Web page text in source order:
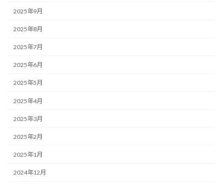
2025年9月
2025年8月
2025年7月
2025年6月
2025年5月
2025年4月
2025年3月
2025年2月
2025年1月
2024年12月